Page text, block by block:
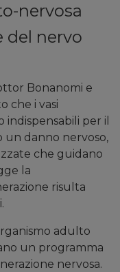
nervosa
del nervo
Bonanomi e
che i vasi
per il
un danno nervoso,
che guidano
la
risulta
adulto
un programma
nervosa.